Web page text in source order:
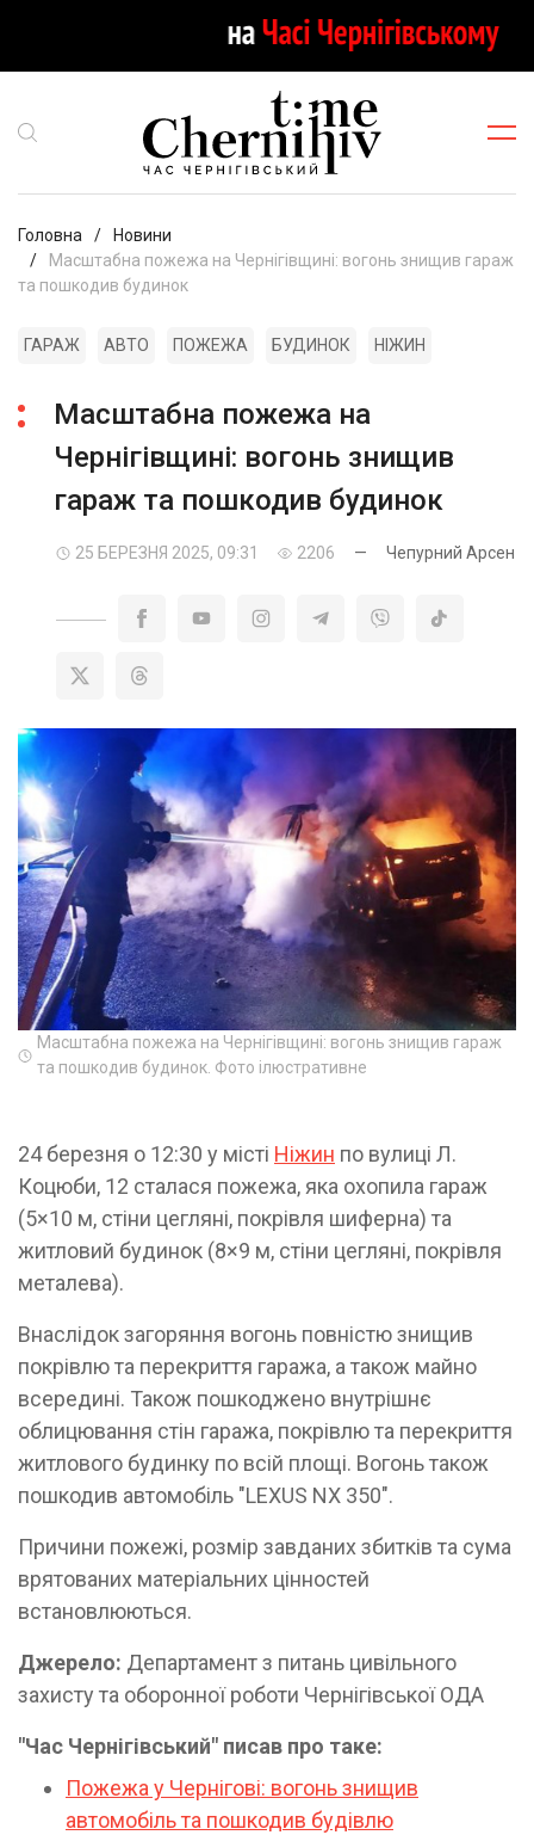
Головна
Новини
Масштабна пожежа на Чернігівщині: вогонь знищив гараж
та пошкодив будинок
ГАРАЖ АВТО ПОЖЕЖА БУДИНОК НІЖИН
Масштабна пожежа на
Чернігівщині: вогонь знищив
гараж та пошкодив будинок
25 БЕРЕЗНЯ 2025, 09:31 2206 — Чепурний Арсен
Масштабна пожежа на Чернігівщині: вогонь знищив гараж
та пошкодив будинок. Фото ілюстративне
24 березня о 12:30 у місті Ніжин по вулиці Л.
Коцюби, 12 сталася пожежа, яка охопила гараж
(5×10 м, стіни цегляні, покрівля шиферна) та
житловий будинок (8×9 м, стіни цегляні, покрівля
металева).
Внаслідок загоряння вогонь повністю знищив
покрівлю та перекриття гаража, а також майно
всередині. Також пошкоджено внутрішнє
облицювання стін гаража, покрівлю та перекриття
житлового будинку по всій площі. Вогонь також
пошкодив автомобіль "LEXUS NX 350".
Причини пожежі, розмір завданих збитків та сума
врятованих матеріальних цінностей
встановлюються.
Джерело: Департамент з питань цивільного
захисту та оборонної роботи Чернігівської ОДА
"Час Чернігівський" писав про таке:
Пожежа у Чернігові: вогонь знищив
автомобіль та пошкодив будівлю